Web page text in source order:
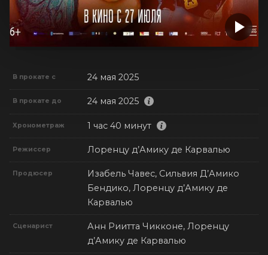
В прокате с 24 мая 2025
В прокате до 24 мая 2025
Хронометраж 1 час 40 минут
Режиссер Лоренцу д’Амику де Карвалью
Продюсер
Изабель Чавес, Сильвия Д’Амико
Бендико, Лоренцу д’Амику де
Карвалью
Сценарист
Анн Риитта Чикконе, Лоренцу
д’Амику де Карвалью